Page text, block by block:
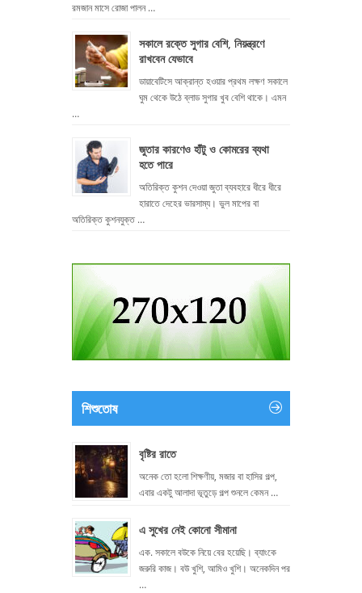
রমজান মাসে রোজা পালন …
সকালে রক্তে সুগার বেশি, নিয়ন্ত্রণে
রাখবেন যেভাবে
ডায়াবেটিসে আক্রান্ত হওয়ার প্রথম লক্ষণ সকালে
ঘুম থেকে উঠে ব্লাড সুগার খুব বেশি থাকে। এমন
…
জুতার কারণেও হাঁটু ও কোমরের ব্যথা
হতে পারে
অতিরিক্ত কুশন দেওয়া জুতা ব্যবহারে ধীরে ধীরে
হারাতে দেহের ভারসাম্য। ভুল মাপের বা
অতিরিক্ত কুশনযুক্ত …
শিশুতোষ
বৃষ্টির রাতে
অনেক তো হলো শিক্ষণীয়, মজার বা হাসির গল্প,
এবার একটু আলাদা ভূতুড়ে গল্প শুনলে কেমন …
এ সুখের নেই কোনো সীমানা
এক. সকালে বউকে নিয়ে বের হয়েছি। ব্যাংকে
জরুরি কাজ। বউ খুশি, আমিও খুশি। অনেকদিন পর
…